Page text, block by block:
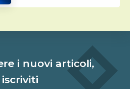
i nuovi articoli,
iscriviti